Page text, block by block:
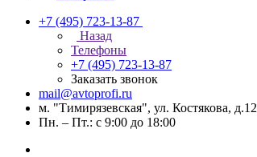
+7 (495) 723-13-87
Назад
Телефоны
+7 (495) 723-13-87
Заказать звонок
mail@avtoprofi.ru
м. "Тимирязевская", ул. Костякова, д.12
Пн. – Пт.: с 9:00 до 18:00